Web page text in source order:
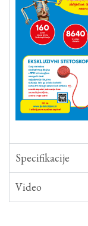
Specifikacije
Video